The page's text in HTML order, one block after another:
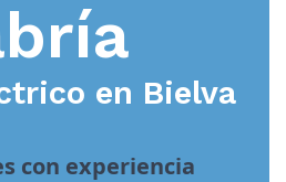
en Bielva
con experiencia